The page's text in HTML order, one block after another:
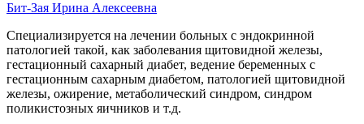
Бит-Зая Ирина Алексеевна
Специализируется на лечении больных с эндокринной
патологией такой, как заболевания щитовидной железы,
гестационный сахарный диабет, ведение беременных с
гестационным сахарным диабетом, патологией щитовидной
железы, ожирение, метаболический синдром, синдром
поликистозных яичников и т.д.